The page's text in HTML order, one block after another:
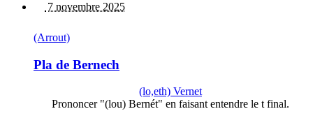
7 novembre 2025
(Arrout)
Pla de Bernech
(lo,eth) Vernet
Prononcer "(lou) Bernét" en faisant entendre le t final.